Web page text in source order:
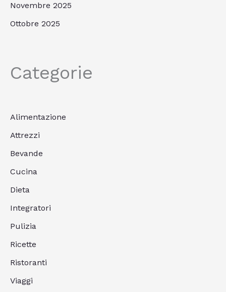
Novembre 2025
Ottobre 2025
Categorie
Alimentazione
Attrezzi
Bevande
Cucina
Dieta
Integratori
Pulizia
Ricette
Ristoranti
Viaggi